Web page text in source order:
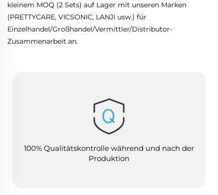
kleinem MOQ (2 Sets) auf Lager mit unseren Marken
(PRETTYCARE, VICSONIC, LANJI usw.) für
Einzelhandel/Großhandel/Vermittler/Distributor-
Zusammenarbeit an.
100% Qualitätskontrolle während und nach der
Produktion